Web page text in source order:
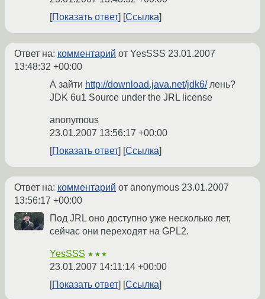
Показать ответ
Ссылка
Ответ на: комментарий от YesSSS 23.01.2007
13:48:32 +00:00
А зайти http://download.java.net/jdk6/лень?
JDK 6u1 Source under the JRL license
anonymous
23.01.2007 13:56:17 +00:00
Показать ответ
Ссылка
Ответ на: комментарий от anonymous 23.01.2007
13:56:17 +00:00
Под JRL оно доступно уже несколько лет,
сейчас они переходят на GPL2.
YesSSS ★★★
23.01.2007 14:11:14 +00:00
Показать ответ
Ссылка